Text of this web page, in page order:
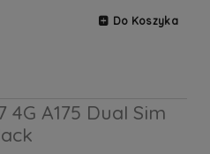
Do Koszyka
4G A175 Dual Sim